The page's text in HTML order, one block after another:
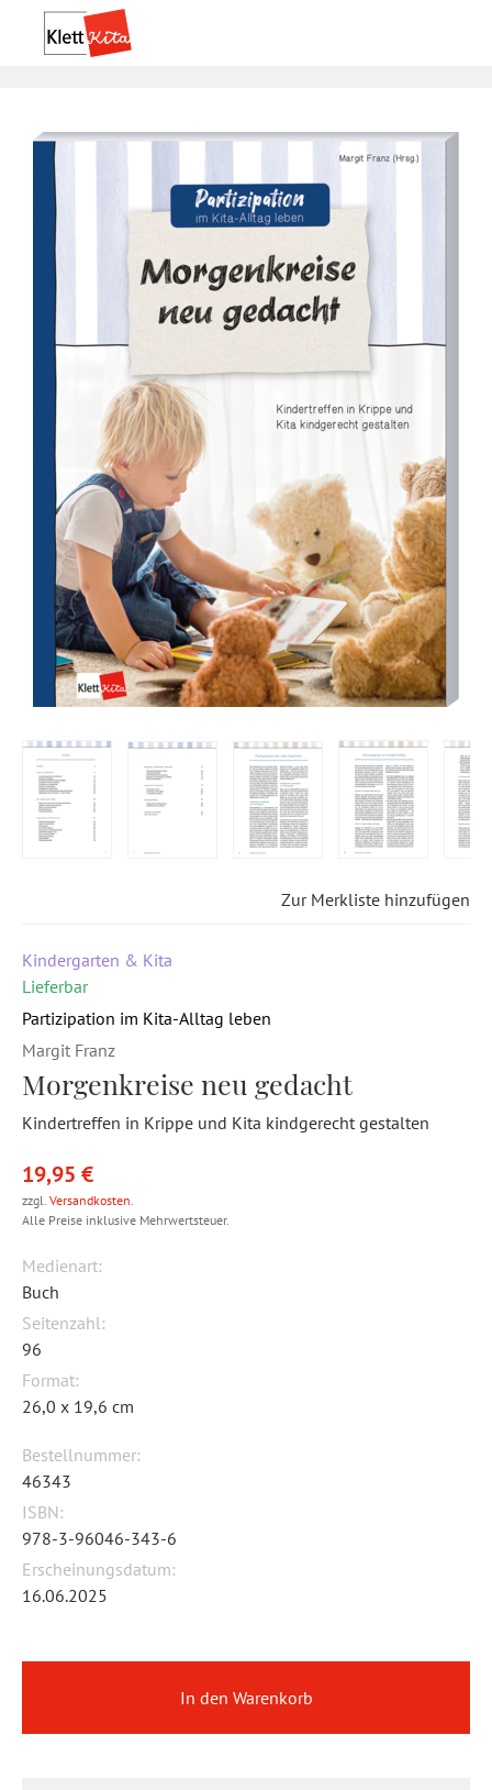
Zur Merkliste hinzufügen
Kindergarten & Kita
Lieferbar
Partizipation im Kita-Alltag leben
Margit Franz
Morgenkreise neu gedacht
Kindertreffen in Krippe und Kita kindgerecht gestalten
19,95 €
zzgl. Versandkosten.
Alle Preise inklusive Mehrwertsteuer.
Medienart:
Buch
Seitenzahl:
96
Format:
26,0 x 19,6 cm
Bestellnummer:
46343
ISBN:
978-3-96046-343-6
Erscheinungsdatum:
16.06.2025
In den Warenkorb